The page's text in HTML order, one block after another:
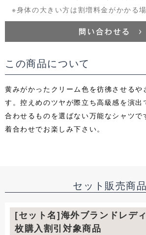
※身体の大きい方は割増料金がかかる
この商品について
黄みがかったクリーム色を彷彿させるや
す。控えめのツヤが際立ち高級感を演出
合わせるものを選ばない万能なシャツで
着合わせでお楽しみ下さい。
セット販売商品
[セット名]海外ブランドレデ
枚購入割引対象商品